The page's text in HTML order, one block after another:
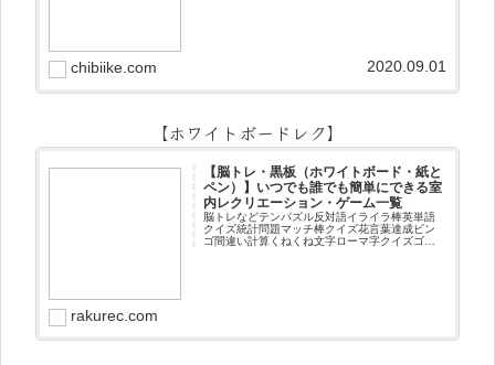
chibiike.com 2020.09.01
【ホワイトボードレク】
【脳トレ・黒板（ホワイトボード・紙と
ペン）】いつでも誰でも簡単にできる室
内レクリエーション・ゲーム一覧
脳トレなどテンパズル反対語イライラ棒英単語
クイズ統計問題マッチ棒クイズ花言葉達成ビン
ゴ間違い計算くねくね文字ローマ字クイズゴロ
rakurec.com